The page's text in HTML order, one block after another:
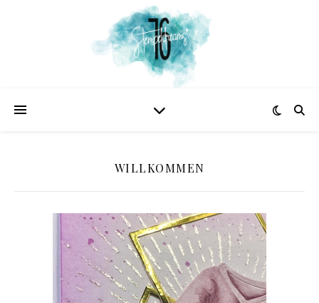
WILLKOMMEN